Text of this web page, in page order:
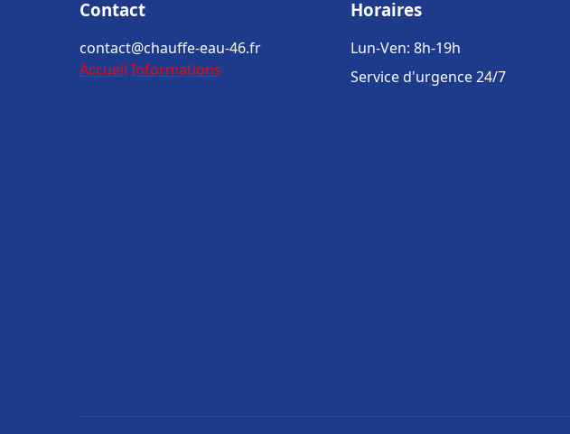
Contact
contact@chauffe-eau-46.fr
Accueil Informations
Horaires
Lun-Ven: 8h-19h
Service d'urgence 24/7